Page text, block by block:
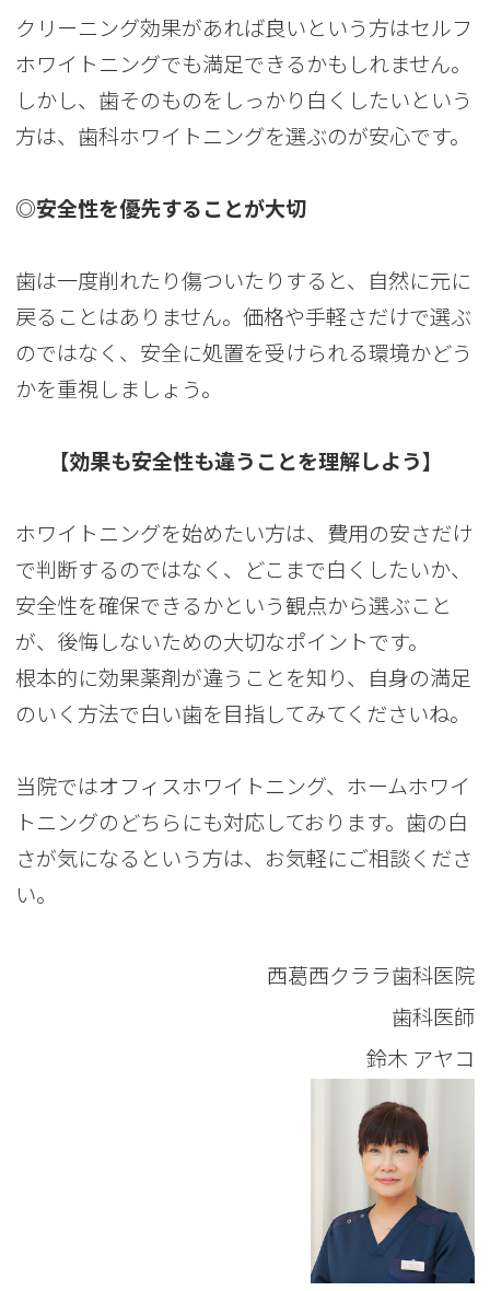
クリーニング効果があれば良いという方はセルフ
ホワイトニングでも満足できるかもしれません。
しかし、歯そのものをしっかり白くしたいという
方は、歯科ホワイトニングを選ぶのが安心です。
◎安全性を優先することが大切
歯は一度削れたり傷ついたりすると、自然に元に
戻ることはありません。価格や手軽さだけで選ぶ
のではなく、安全に処置を受けられる環境かどう
かを重視しましょう。
【効果も安全性も違うことを理解しよう】
ホワイトニングを始めたい方は、費用の安さだけ
で判断するのではなく、どこまで白くしたいか、
安全性を確保できるかという観点から選ぶこと
が、後悔しないための大切なポイントです。
根本的に効果薬剤が違うことを知り、自身の満足
のいく方法で白い歯を目指してみてくださいね。
当院ではオフィスホワイトニング、ホームホワイ
トニングのどちらにも対応しております。歯の白
さが気になるという方は、お気軽にご相談くださ
い。
西葛西クララ歯科医院
歯科医師
鈴木 アヤコ